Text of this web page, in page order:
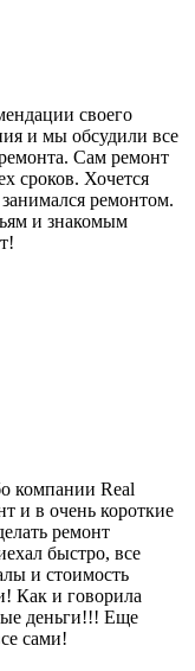
своего
и мы обсудили все
Сам ремонт
сроков. Хочется
ремонтом.
и знакомым
компании Real
и в очень короткие
ремонт
быстро, все
и стоимость
Как и говорила
деньги!!! Еще
сами!